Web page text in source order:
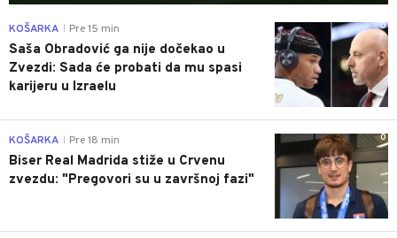
0
KOŠARKA Pre 15 min
Saša Obradović ga nije dočekao u
Zvezdi: Sada će probati da mu spasi
karijeru u Izraelu
0
KOŠARKA Pre 18 min
Biser Real Madrida stiže u Crvenu
zvezdu: "Pregovori su u završnoj fazi"